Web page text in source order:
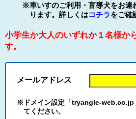
※車いすのご利用・盲導犬をお連
ります。詳しくはコチラをご確
小学生か大人のいずれか１名様か
す。
メールアドレス
※ドメイン設定「tryangle-web.co.jp
てください。